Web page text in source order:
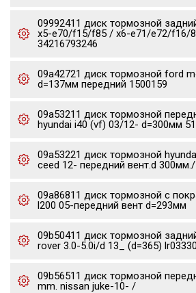
09992411 диск тормозной
x5-e70/f15/f85 / x6-e71/e72/f16/
34216793246
09a42721 диск тормозной ford
d=137мм передний 1500159
09a53211 диск тормозной
hyundai i40 (vf) 03/12- d=300мм
09a53221 диск тормозной
ceed 12- передний вент.d 300мм./
09a86811 диск тормозной с
l200 05-передний вент d=293мм
09b50411 диск тормозной
rover 3.0-5.0i/d 13_ (d=365)
09b56511 диск тормозной
mm. nissan juke-10- /